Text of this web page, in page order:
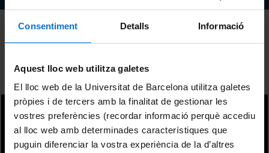
Consentiment Detalls Informació
Aquest lloc web utilitza galetes
El lloc web de la Universitat de Barcelona utilitza galetes
pròpies i de tercers amb la finalitat de gestionar les
vostres preferències (recordar informació perquè accediu
al lloc web amb determinades característiques que
puguin diferenciar la vostra experiència de la d’altres
Ordenar